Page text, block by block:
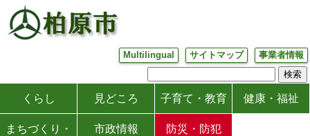
Multilingual サイトマップ 事業者情報
くらし 見どころ 子育て・教育 健康・福祉
まちづくり・
市政情報 防災・防犯